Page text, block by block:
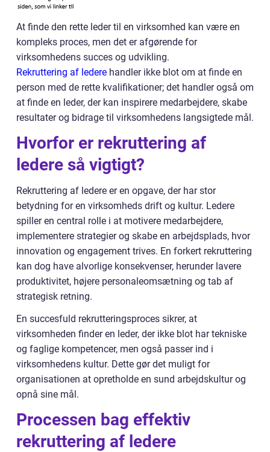
At finde den rette leder til en virksomhed kan være en
kompleks proces, men det er afgørende for
virksomhedens succes og udvikling.
Rekruttering af ledere handler ikke blot om at finde en
person med de rette kvalifikationer; det handler også om
at finde en leder, der kan inspirere medarbejdere, skabe
resultater og bidrage til virksomhedens langsigtede mål.
Hvorfor er rekruttering af
ledere så vigtigt?
Rekruttering af ledere er en opgave, der har stor
betydning for en virksomheds drift og kultur. Ledere
spiller en central rolle i at motivere medarbejdere,
implementere strategier og skabe en arbejdsplads, hvor
innovation og engagement trives. En forkert rekruttering
kan dog have alvorlige konsekvenser, herunder lavere
produktivitet, højere personaleomsætning og tab af
strategisk retning.
En succesfuld rekrutteringsproces sikrer, at
virksomheden finder en leder, der ikke blot har tekniske
og faglige kompetencer, men også passer ind i
virksomhedens kultur. Dette gør det muligt for
organisationen at opretholde en sund arbejdskultur og
opnå sine mål.
Processen bag effektiv
rekruttering af ledere